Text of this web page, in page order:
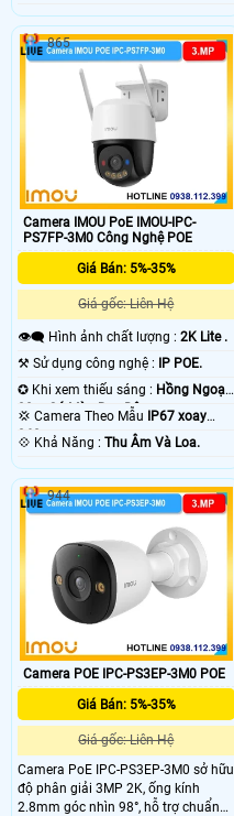
Camera IMOU PoE IMOU-IPC-
PS7FP-3M0 Công Nghệ POE
Giá Bán: 5%-35%
Giá gốc: Liên Hệ
👁️‍🗨 Hình ảnh chất lượng : 2K Lite .
⚒ Sử dụng công nghệ : IP POE.
✪ Khi xem thiếu sáng : Hồng Ngoại
30m Có Màu Ban Ðêm.
💢 Camera Theo Mẫu IP67 xoay
360.
️💠 Khả Năng : Thu Âm Và Loa.
865
Camera POE IPC-PS3EP-3M0 POE
Giá Bán: 5%-35%
Giá gốc: Liên Hệ
Camera PoE IPC-PS3EP-3M0 sở hữu
độ phân giải 3MP 2K, ống kính
2.8mm góc nhìn 98°, hỗ trợ chuẩn
944